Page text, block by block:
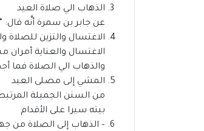
الذهاب الي صلاة العيد
عن جابر بن سمرة أنَّه قال:
الاغتسال والتزين للصلاة
الاغتسال والعناية أمران
والذهاب الي الصلاة فما
المشي إلى مصلى العيد
من السنن الجميلة
بيته سيرا على الأقدام
– الذهاب إلى الصلاة من